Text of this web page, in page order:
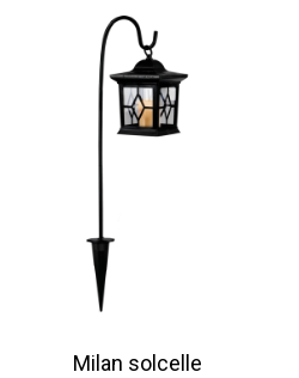
Milan solcelle